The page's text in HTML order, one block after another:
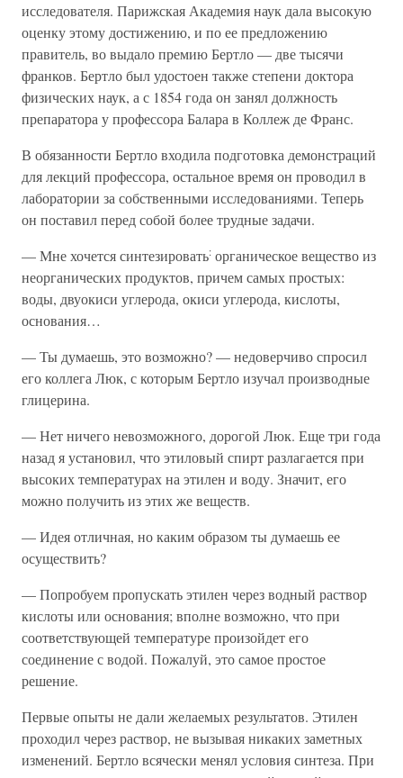
исследователя. Парижская Академия наук дала высокую
оценку этому достижению, и по ее предложению
правитель, во выдало премию Бертло — две тысячи
франков. Бертло был удостоен также степени доктора
физических наук, а с 1854 года он занял должность
препаратора у профессора Балара в Коллеж де Франс.
В обязанности Бертло входила подготовка демонстраций
для лекций профессора, остальное время он проводил в
лаборатории за собственными исследованиями. Теперь
он поставил перед собой более трудные задачи.
— Мне хочется синтезировать: органическое вещество из
неорганических продуктов, причем самых простых:
воды, двуокиси углерода, окиси углерода, кислоты,
основания…
— Ты думаешь, это возможно? — недоверчиво спросил
его коллега Люк, с которым Бертло изучал производные
глицерина.
— Нет ничего невозможного, дорогой Люк. Еще три года
назад я установил, что этиловый спирт разлагается при
высоких температурах на этилен и воду. Значит, его
можно получить из этих же веществ.
— Идея отличная, но каким образом ты думаешь ее
осуществить?
— Попробуем пропускать этилен через водный раствор
кислоты или основания; вполне возможно, что при
соответствующей температуре произойдет его
соединение с водой. Пожалуй, это самое простое
решение.
Первые опыты не дали желаемых результатов. Этилен
проходил через раствор, не вызывая никаких заметных
изменений. Бертло всячески менял условия синтеза. При